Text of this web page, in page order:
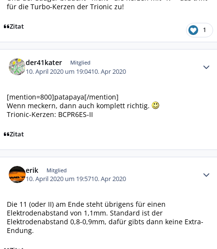
für die Turbo-Kerzen der Trionic zu!
Zitat 1
der41kater Mitglied
10. April 2020 um 19:0410. Apr 2020
[mention=800]patapaya[/mention]
Wenn meckern, dann auch komplett richtig.
Trionic-Kerzen: BCPR6ES-II
Zitat
erik Mitglied
10. April 2020 um 19:5710. Apr 2020
Die 11 (oder II) am Ende steht übrigens für einen
Elektrodenabstand von 1,1mm. Standard ist der
Elektrodenabstand 0,8-0,9mm, dafür gibts dann keine Extra-
Endung.